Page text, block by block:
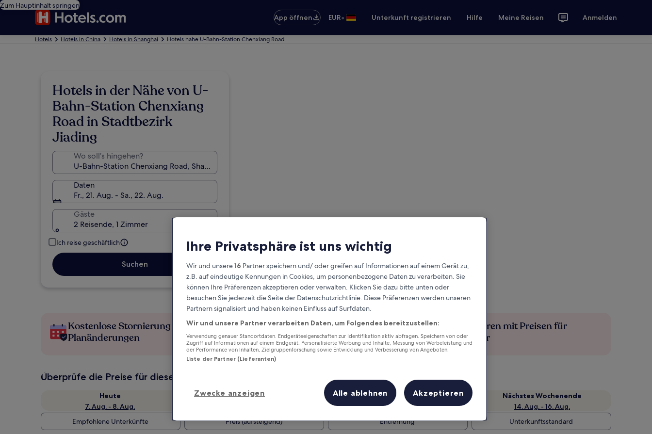
Zum Hauptinhalt springen
App öffnen
EUR• Unterkunft registrieren Hilfe Meine Reisen Anmelden
Hotels Hotels in China Hotels in Shanghai Hotels nahe U-Bahn-Station Chenxiang Road
Hotels in der Nähe von U-
Bahn-Station Chenxiang
Road in Stadtbezirk
Jiading
Wo soll’s hingehen?
Daten
Fr., 21. Aug. - Sa., 22. Aug.
Gäste
2 Reisende, 1 Zimmer
Ich reise geschäftlich
Suchen
Kostenlose Stornierung bei
Planänderungen
Verdiene Prämien für jede
wahrgenommene Übernachtung
Mehr sparen mit Preisen für
Mitglieder
Überprüfe die Preise für diese Daten
Heute
7. Aug. - 8. Aug.
Morgen
Dieses Wochenende
7. Aug. - 9. Aug.
Nächstes Wochenende
14. Aug. - 16. Aug.
Empfohlene Unterkünfte
Preis (aufsteigend) Entfernung Unterkunftsstandard
Ihre Privatsphäre ist uns wichtig
Wir und unsere16 Partner speichern und/ oder greifen auf Informationen auf einem Gerät zu,
z.B. auf eindeutige Kennungen in Cookies, um personenbezogene Daten zu verarbeiten. Sie
können Ihre Präferenzen akzeptieren oder verwalten. Klicken Sie dazu bitte unten oder
besuchen Sie jederzeit die Seite der Datenschutzrichtlinie. Diese Präferenzen werden unseren
Partnern signalisiert und haben keinen Einfluss auf Surfdaten.
Wir und unsere Partner verarbeiten Daten, um Folgendes bereitzustellen:
Verwendung genauer Standortdaten. Endgeräteeigenschaften zur Identifikation aktiv abfragen. Speichern von oder
Zugriff auf Informationen auf einem Endgerät. Personalisierte Werbung und Inhalte, Messung von Werbeleistung und
der Performance von Inhalten, Zielgruppenforschung sowie Entwicklung und Verbesserung von Angeboten.
Liste der Partner (Lieferanten)
Zwecke anzeigen Alle ablehnen Akzeptieren